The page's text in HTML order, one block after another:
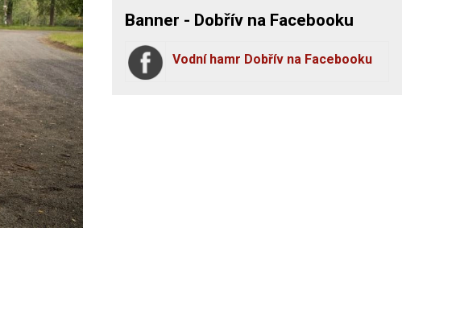
Banner - Dobřív na Facebooku
Vodní hamr Dobřív na Facebooku